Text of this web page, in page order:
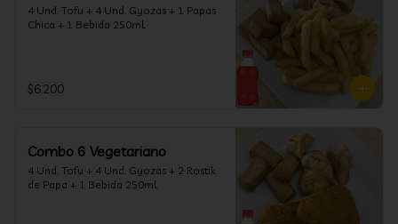
4 Und. Tofu + 4 Und. Gyozas + 1 Papas
Chica + 1 Bebida 250ml.
$6.200
Combo 6 Vegetariano
4 Und. Tofu + 4 Und. Gyozas + 2 Rostik
de Papa + 1 Bebida 250ml.